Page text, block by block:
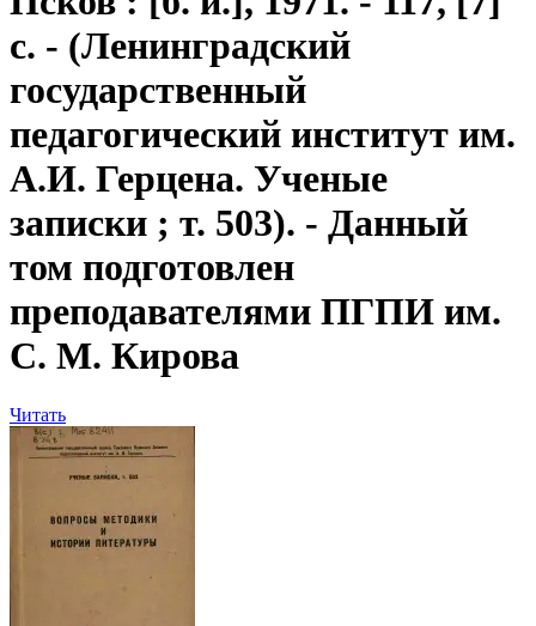
с. - (Ленинградский
государственный
педагогический институт им.
А.И. Герцена. Ученые
записки ; т. 503). - Данный
том подготовлен
преподавателями ПГПИ им.
С. М. Кирова
Читать